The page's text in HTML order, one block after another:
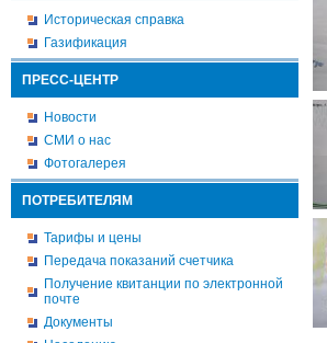
Историческая справка
Газификация
ПРЕСС-ЦЕНТР
Новости
СМИ о нас
Фотогалерея
ПОТРЕБИТЕЛЯМ
Тарифы и цены
Передача показаний счетчика
Получение квитанции по электронной
почте
Документы